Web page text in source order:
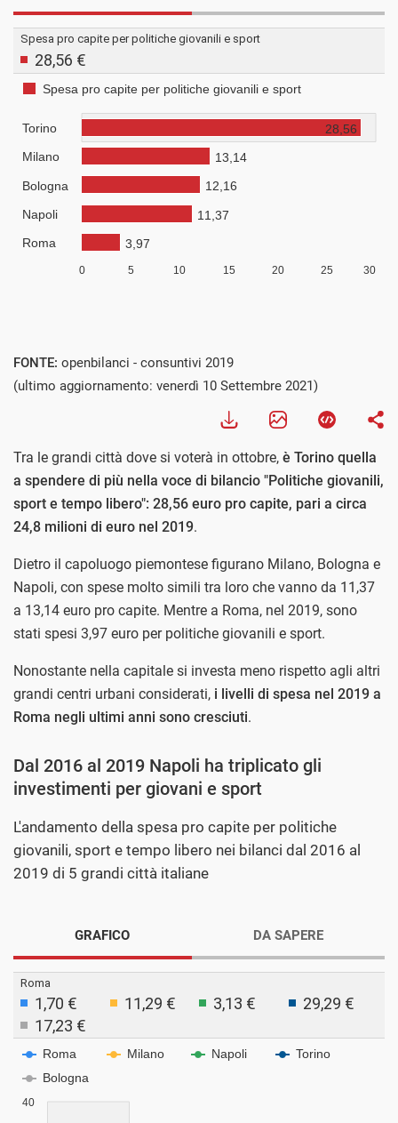
FONTE: openbilanci - consuntivi 2019
(ultimo aggiornamento: venerdì 10 Settembre 2021)
Tra le grandi città dove si voterà in ottobre, è Torino quella
a spendere di più nella voce di bilancio "Politiche giovanili,
sport e tempo libero": 28,56 euro pro capite, pari a circa
24,8 milioni di euro nel 2019.
Dietro il capoluogo piemontese figurano Milano, Bologna e
Napoli, con spese molto simili tra loro che vanno da 11,37
a 13,14 euro pro capite. Mentre a Roma, nel 2019, sono
stati spesi 3,97 euro per politiche giovanili e sport.
Nonostante nella capitale si investa meno rispetto agli altri
grandi centri urbani considerati, i livelli di spesa nel 2019 a
Roma negli ultimi anni sono cresciuti.
Dal 2016 al 2019 Napoli ha triplicato gli
investimenti per giovani e sport
L'andamento della spesa pro capite per politiche
giovanili, sport e tempo libero nei bilanci dal 2016 al
2019 di 5 grandi città italiane
GRAFICO DA SAPERE